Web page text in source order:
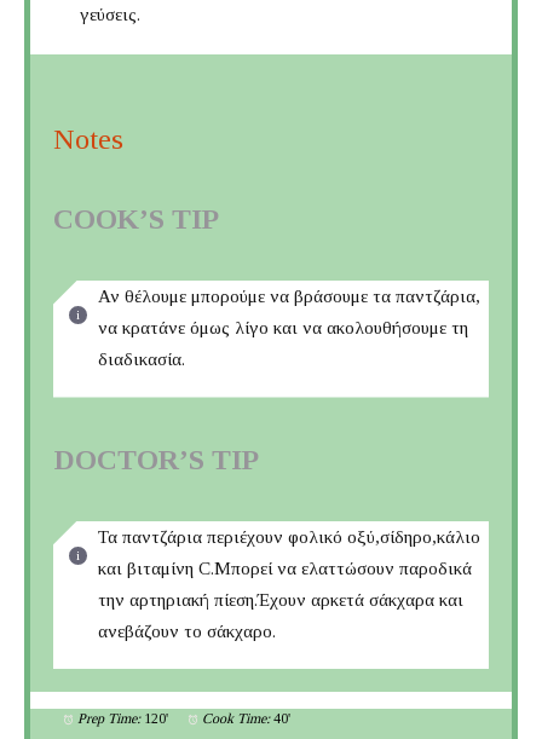
γεύσεις.
Notes
COOK’S TIP
Αν θέλουμε μπορούμε να βράσουμε τα παντζάρια,
να κρατάνε όμως λίγο και να ακολουθήσουμε τη
διαδικασία.
DOCTOR’S TIP
Τα παντζάρια περιέχουν φολικό οξύ,σίδηρο,κάλιο
και βιταμίνη C.Μπορεί να ελαττώσουν παροδικά
την αρτηριακή πίεση.Έχουν αρκετά σάκχαρα και
ανεβάζουν το σάκχαρο.
Prep Time: 120' Cook Time: 40'